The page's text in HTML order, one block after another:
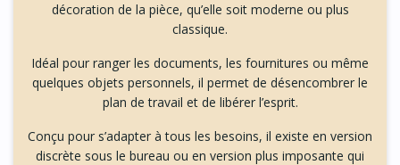
décoration de la pièce, qu’elle soit moderne ou plus
classique.
Idéal pour ranger les documents, les fournitures ou même
quelques objets personnels, il permet de désencombrer le
plan de travail et de libérer l’esprit.
Conçu pour s’adapter à tous les besoins, il existe en version
discrète sous le bureau ou en version plus imposante qui